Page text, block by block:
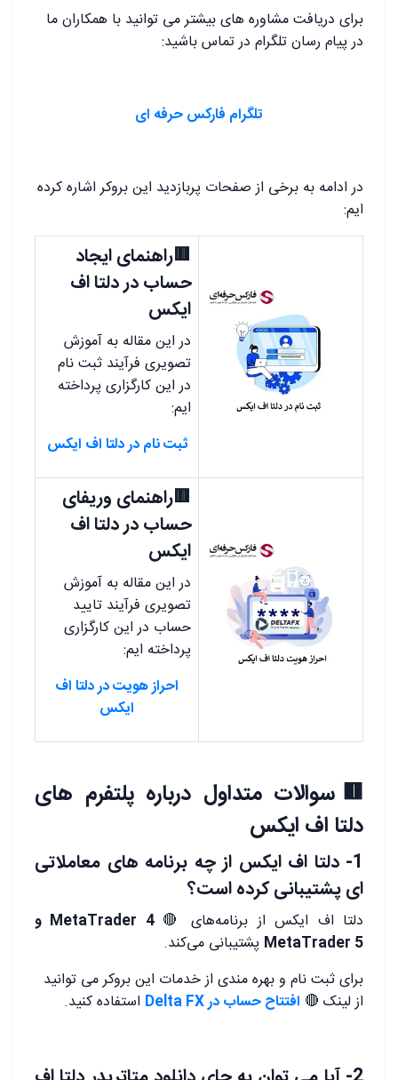
برای دریافت مشاوره های بیشتر می توانید با همکاران ما
در پیام رسان تلگرام در تماس باشید:
تلگرام فارکس حرفه ای
در ادامه به برخی از صفحات پربازدید این بروکر اشاره کرده
ایم:
🟥راهنمای ایجاد
حساب در دلتا اف
ایکس
در این مقاله به آموزش
تصویری فرآیند ثبت نام
در این کارگزاری پرداخته
ایم:
ثبت نام در دلتا اف ایکس
🟥راهنمای وریفای
حساب در دلتا اف
ایکس
در این مقاله به آموزش
تصویری فرآیند تایید
حساب در این کارگزاری
پرداخته ایم:
احراز هویت در دلتا اف
ایکس
🟥سوالات متداول درباره پلتفرم های
دلتا اف ایکس
1- دلتا اف ایکس از چه برنامه های معاملاتی
ای پشتیبانی کرده است؟
دلتا اف ایکس از برنامه‌های 🔴
MetaTrader 4 و
MetaTrader 5 پشتیبانی می‌کند.
برای ثبت نام و بهره مندی از خدمات این بروکر می توانید
از لینک 🔴 افتتاح حساب در Delta FX استفاده کنید.